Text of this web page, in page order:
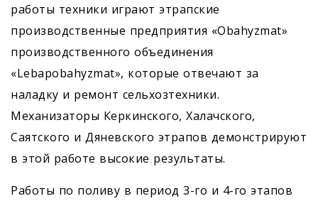
работы техники играют этрапские
производственные предприятия «Obahyzmat»
производственного объединения
«Lebapobahyzmat», которые отвечают за
наладку и ремонт сельхозтехники.
Механизаторы Керкинского, Халачского,
Саятского и Дяневского этрапов демонстрируют
в этой работе высокие результаты.
Работы по поливу в период 3-го и 4-го этапов